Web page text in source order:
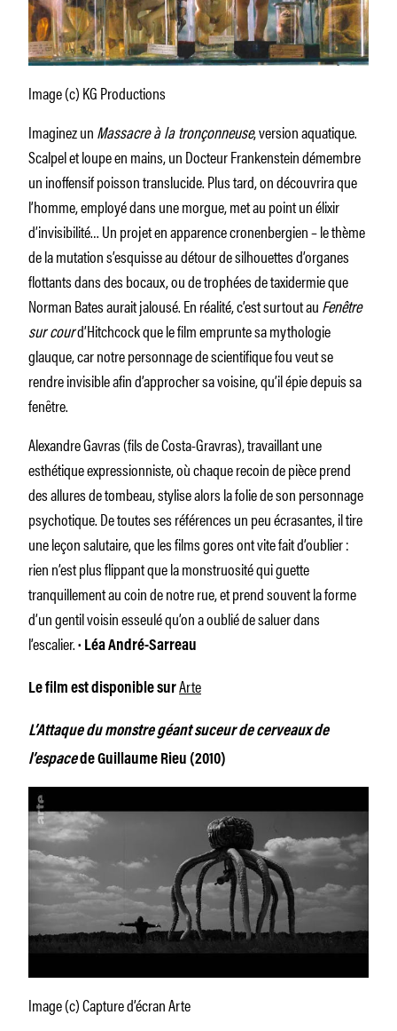
Image (c) KG Productions
Imaginez unMassacre à la tronçonneuse, version aquatique.
Scalpel et loupe en mains, un Docteur Frankenstein démembre
un inoffensif poisson translucide. Plus tard, on découvrira que
l’homme, employé dans une morgue, met au point un élixir
d’invisibilité… Un projet en apparence cronenbergien – le thème
de la mutation s’esquisse au détour de silhouettes d’organes
flottants dans des bocaux, ou de trophées de taxidermie que
Norman Bates aurait jalousé. En réalité, c’est surtout auFenêtre
sur courd’Hitchcock que le film emprunte sa mythologie
glauque, car notre personnage de scientifique fou veut se
rendre invisible afin d’approcher sa voisine, qu’il épie depuis sa
fenêtre.
Alexandre Gavras (fils de Costa-Gravras), travaillant une
esthétique expressionniste, où chaque recoin de pièce prend
des allures de tombeau, stylise alors la folie de son personnage
psychotique. De toutes ses références un peu écrasantes, il tire
une leçon salutaire, que les films gores ont vite fait d’oublier :
rien n’est plus flippant que la monstruosité qui guette
tranquillement au coin de notre rue, et prend souvent la forme
d’un gentil voisin esseulé qu’on a oublié de saluer dans
l’escalier. · Léa André-Sarreau
Le film est disponible surArte
L’Attaque du monstre géant suceur de cerveaux de
l’espacede Guillaume Rieu (2010)
Image (c) Capture d’écran Arte